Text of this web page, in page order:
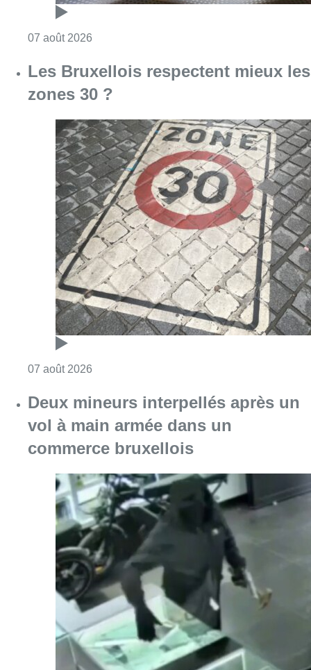
07 août 2026
Les Bruxellois respectent mieux les
zones 30 ?
07 août 2026
Deux mineurs interpellés après un
vol à main armée dans un
commerce bruxellois